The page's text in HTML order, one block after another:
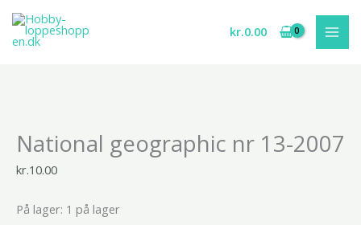
indholdet
kr.0.00
National geographic nr 13-2007
kr.10.00
På lager: 1 på lager
geographic
nr
13-
antal